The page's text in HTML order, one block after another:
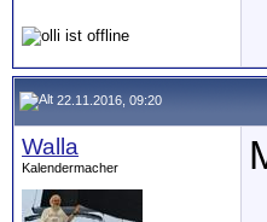
22.11.2016, 09:20
Walla
Kalendermacher